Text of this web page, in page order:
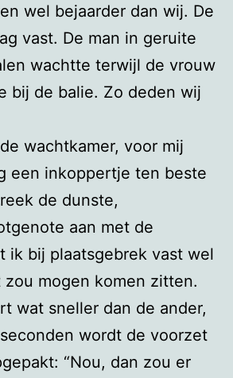
wel bejaarder dan wij. De
vast. De man in geruite
wachtte terwijl de vrouw
bij de balie. Zo deden wij
wachtkamer, voor mij
een inkoppertje ten beste
de dunste,
aan met de
ik bij plaatsgebrek vast wel
zou mogen komen zitten.
wat sneller dan de ander,
wordt de voorzet
“Nou, dan zou er